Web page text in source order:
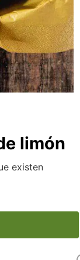
limón
existen